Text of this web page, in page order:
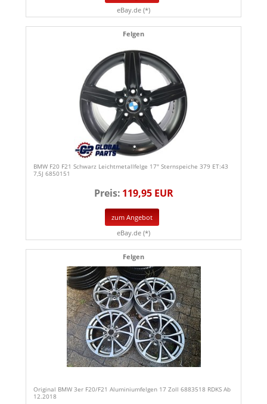
eBay.de (*)
Felgen
BMW F20 F21 Schwarz Leichtmetallfelge 17" Sternspeiche 379 ET:43
7,5J 6850151
Preis: 119,95 EUR
zum Angebot
eBay.de (*)
Felgen
Original BMW 3er F20/F21 Aluminiumfelgen 17 Zoll 6883518 RDKS Ab
12.2018